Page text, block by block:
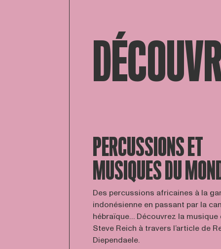
PERCUSSIONS ET
MUSIQUES DU
Des percussions africaines à la
indonésienne en passant par la
hébraïque… Découvrez la musique
Steve Reich à travers l’article de
Diependaele.